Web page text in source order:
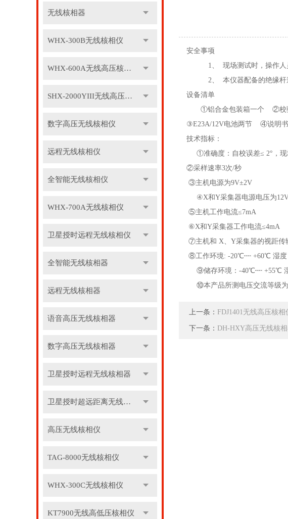
无线核相器
WHX-300B无线核相仪
WHX-600A无线高压核相仪
SHX-2000YIII无线高压核相仪
数字高压无线核相仪
远程无线核相仪
全智能无线核相仪
WHX-700A无线核相仪
卫星授时远程无线核相仪
全智能无线核相器
远程无线核相器
语音高压无线核相器
数字高压无线核相器
卫星授时远程无线核相器
卫星授时超远距离无线核相器
高压无线核相仪
TAG-8000无线核相仪
WHX-300C无线核相仪
KT7900无线高低压核相仪
安全事项
1、 现场测试时，操作人
2、 本仪器配备的绝缘杆
设备清单
①铝合金包装箱一个 ②校
③E23A/12V电池两节 ④说明
技术指标：
①准确度：自校误差≤ 2°，现
②采样速率3次/秒
③主机电源为9V±2V
④X和Y采集器电源电压为
⑤主机工作电流≤7mA
⑥X和Y采集器工作电流≤4mA
⑦主机和 X、Y采集器的视距传
⑧工作环境: -20℃┉ +60℃ 湿度
⑨储存环境：-40℃┉ +55℃ 湿
⑩本产品所测电压交流等级为
上一条： FDJ1401无线高压核相
下一条： DH-HXY高压无线核